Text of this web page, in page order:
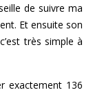
de suivre ma
Et ensuite son
très simple à
exactement 136